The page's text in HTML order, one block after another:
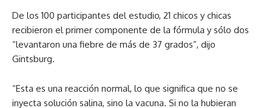
De los 100 participantes del estudio, 21 chicos y chicas
recibieron el primer componente de la fórmula y sólo dos
“levantaron una fiebre de más de 37 grados”, dijo
Gintsburg.
“Esta es una reacción normal, lo que significa que no se
inyecta solución salina, sino la vacuna. Si no la hubieran